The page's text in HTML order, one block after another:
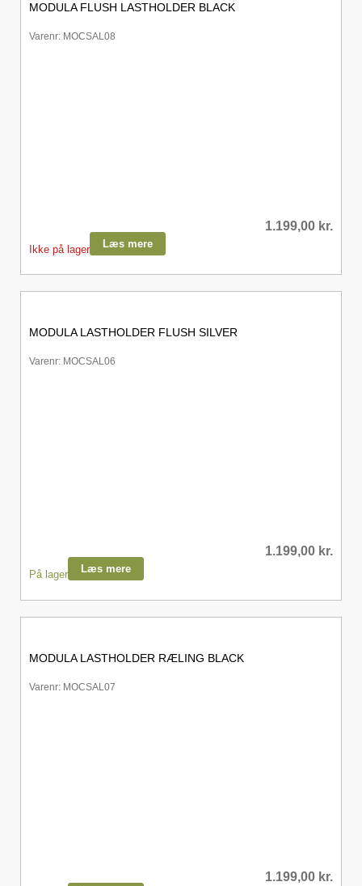
MODULA FLUSH LASTHOLDER BLACK
Varenr: MOCSAL08
1.199,00 kr.
Ikke på lager Læs mere
MODULA LASTHOLDER FLUSH SILVER
Varenr: MOCSAL06
1.199,00 kr.
På lager Læs mere
MODULA LASTHOLDER RÆLING BLACK
Varenr: MOCSAL07
1.199,00 kr.